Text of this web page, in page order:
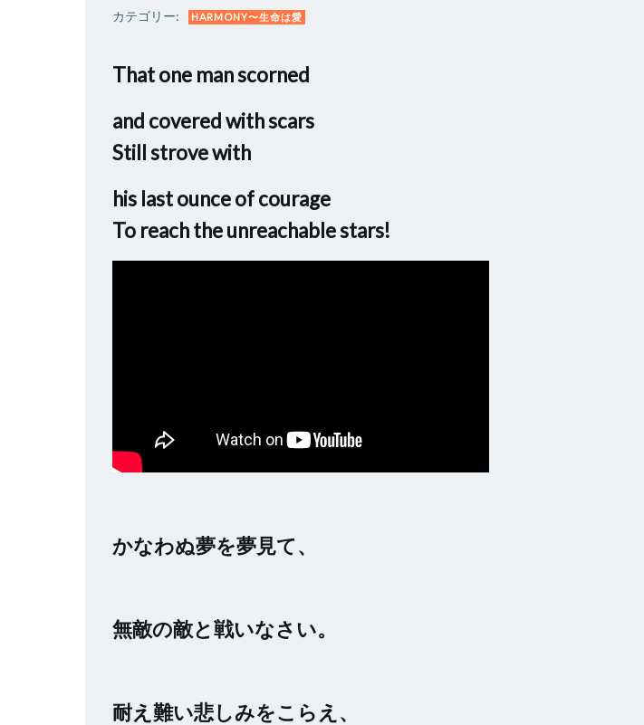
カテゴリー: HARMONY〜生命は愛
That one man scorned
and covered with scars
Still strove with
his last ounce of courage
To reach the unreachable stars!
かなわぬ夢を夢見て、
無敵の敵と戦いなさい。
耐え難い悲しみをこらえ、